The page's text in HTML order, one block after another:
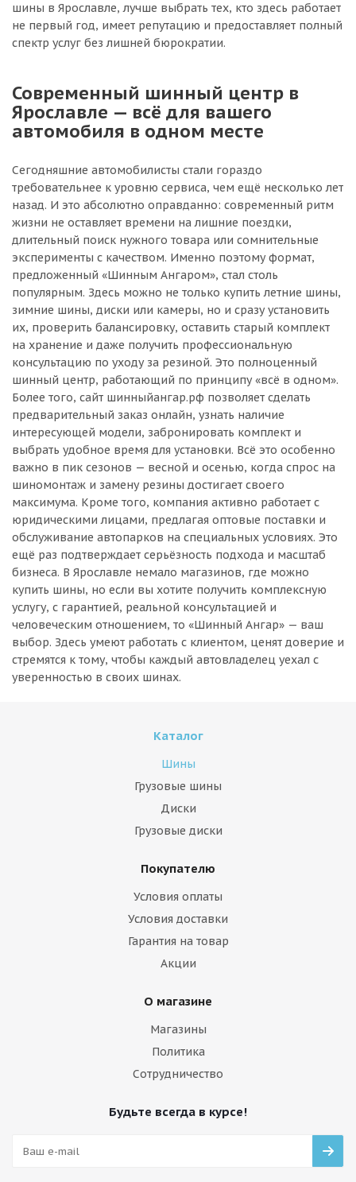
шины в Ярославле, лучше выбрать тех, кто здесь работает
не первый год, имеет репутацию и предоставляет полный
спектр услуг без лишней бюрократии.
Современный шинный центр в
Ярославле — всё для вашего
автомобиля в одном месте
Сегодняшние автомобилисты стали гораздо
требовательнее к уровню сервиса, чем ещё несколько лет
назад. И это абсолютно оправданно: современный ритм
жизни не оставляет времени на лишние поездки,
длительный поиск нужного товара или сомнительные
эксперименты с качеством. Именно поэтому формат,
предложенный «Шинным Ангаром», стал столь
популярным. Здесь можно не только купить летние шины,
зимние шины, диски или камеры, но и сразу установить
их, проверить балансировку, оставить старый комплект
на хранение и даже получить профессиональную
консультацию по уходу за резиной. Это полноценный
шинный центр, работающий по принципу «всё в одном».
Более того, сайт шинныйангар.рф позволяет сделать
предварительный заказ онлайн, узнать наличие
интересующей модели, забронировать комплект и
выбрать удобное время для установки. Всё это особенно
важно в пик сезонов — весной и осенью, когда спрос на
шиномонтаж и замену резины достигает своего
максимума. Кроме того, компания активно работает с
юридическими лицами, предлагая оптовые поставки и
обслуживание автопарков на специальных условиях. Это
ещё раз подтверждает серьёзность подхода и масштаб
бизнеса. В Ярославле немало магазинов, где можно
купить шины, но если вы хотите получить комплексную
услугу, с гарантией, реальной консультацией и
человеческим отношением, то «Шинный Ангар» — ваш
выбор. Здесь умеют работать с клиентом, ценят доверие и
стремятся к тому, чтобы каждый автовладелец уехал с
уверенностью в своих шинах.
Каталог
Шины
Грузовые шины
Диски
Грузовые диски
Покупателю
Условия оплаты
Условия доставки
Гарантия на товар
Акции
О магазине
Магазины
Политика
Сотрудничество
Будьте всегда в курсе!